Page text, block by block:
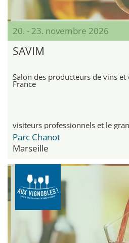
20. - 23. novembre 2026
SAVIM
Salon des producteurs de vins
France
visiteurs professionnels et le
Parc Chanot
Marseille